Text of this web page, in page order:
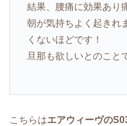
結果、腰痛に効果あり
朝が気持ちよく起きれ
くないほどです！
旦那も欲しいとのこと
こちらはエアウィーヴの